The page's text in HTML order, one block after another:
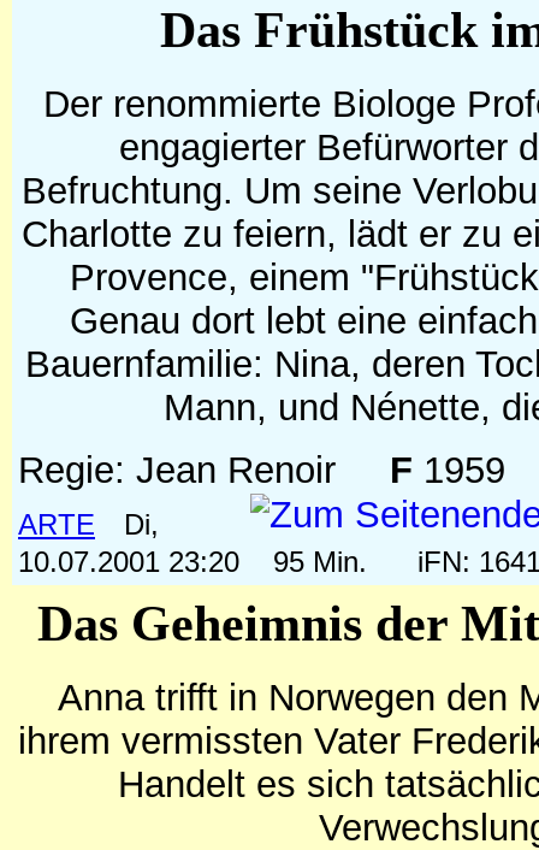
Das Frühstück
Der renommierte Biologe
engagierter Befürworter
Befruchtung. Um seine
Charlotte zu feiern, lädt er zu
Provence, einem
Genau dort lebt eine
Bauernfamilie: Nina, deren
Mann, und Nénette,
Regie: Jean Renoir F 1959
ARTE
Di,
10.07.2001 23:20
95 Min. iFN:
Das Geheimnis der
Anna trifft in Norwegen den
ihrem vermissten Vater
Handelt es sich